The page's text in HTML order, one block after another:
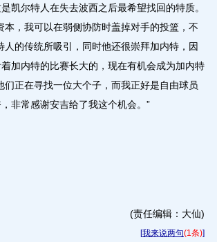
尔特人在失去波西之后最希望找回的特质。
，我可以在弱侧协防时盖掉对手的投篮，不
的传统所吸引，同时他还很崇拜加内特，因
加内特的比赛长大的，现在有机会成为加内特
们正在寻找一位大个子，而我正好是自由球员
非常感谢安吉给了我这个机会。”
(责任编辑：大仙)
[我来说两句(1条)]